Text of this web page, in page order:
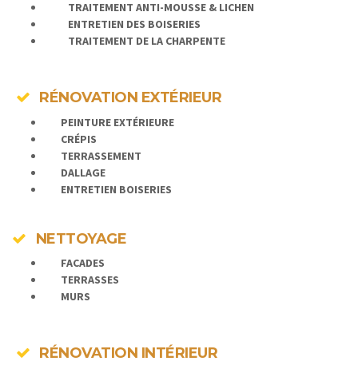
TRAITEMENT ANTI-MOUSSE & LICHEN
ENTRETIEN DES BOISERIES
TRAITEMENT DE LA CHARPENTE
RÉNOVATION EXTÉRIEUR
PEINTURE EXTÉRIEURE
CRÉPIS
TERRASSEMENT
DALLAGE
ENTRETIEN BOISERIES
NETTOYAGE
FACADES
TERRASSES
MURS
RÉNOVATION INTÉRIEUR